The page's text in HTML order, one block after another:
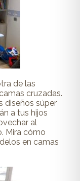
de las
cruzadas.
diseños súper
a tus hijos
al
Mira cómo
en camas